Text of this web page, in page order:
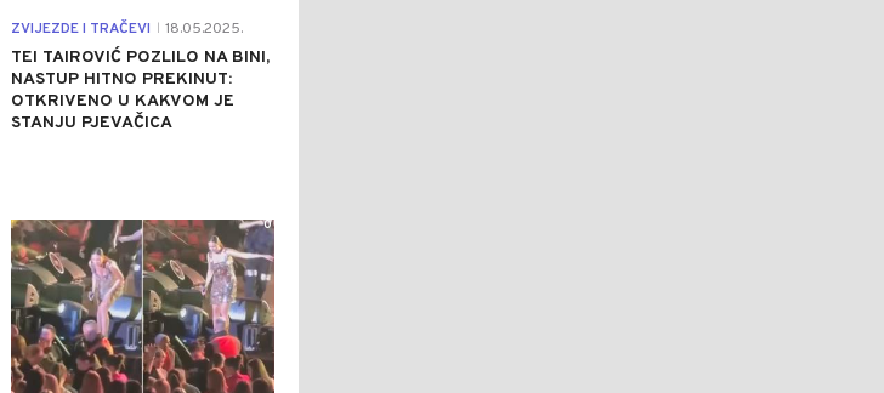
ZVIJEZDE I TRAČEVI 18.05.2025.
TEI TAIROVIĆ POZLILO NA BINI,
NASTUP HITNO PREKINUT:
OTKRIVENO U KAKVOM JE
STANJU PJEVAČICA
0